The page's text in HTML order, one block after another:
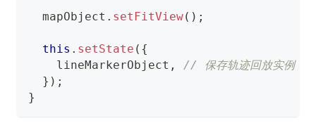
  mapObject
. setFitView( ) ;
this . setState ( {
    lineMarkerObject
,
// 保存轨迹回放实例
} ) ;
}